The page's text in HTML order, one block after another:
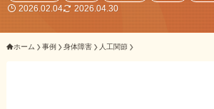
サポート料金について
県内 No.1 の豊富な知識と経験
2026.02.04 2026.04.30
ホーム 事例 身体障害 人工関節